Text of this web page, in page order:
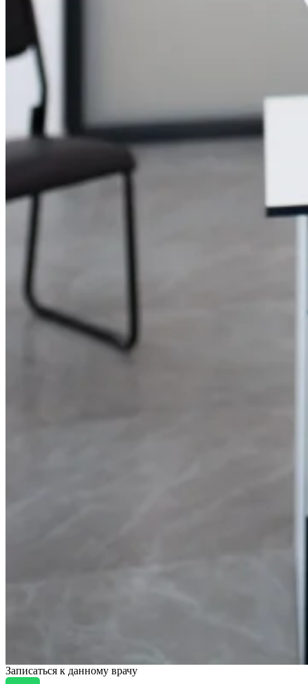
Записаться к данному врачу